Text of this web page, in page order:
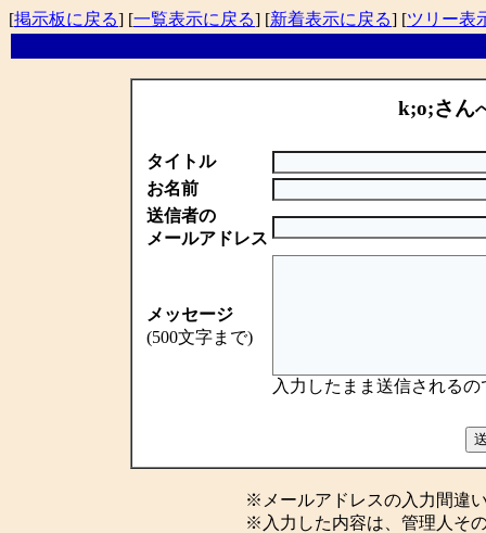
[掲示板に戻る] [一覧表示に戻る] [新着表示に戻る] [ツリー表
k;o;さん
タイトル
お名前
送信者の
メールアドレス
メッセージ
(500文字まで)
入力したまま送信される
※メールアドレスの入力間違
※入力した内容は、管理人そ